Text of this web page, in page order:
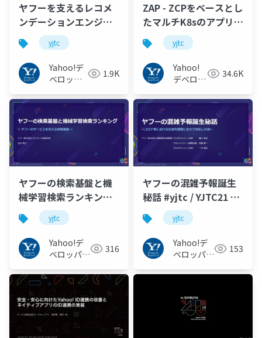
ヤフーを支えるレコメ
ンデーションエンジン
#yjtc / YJTC21 A-5
yjtc
Yahoo!デ
ベロッパ
ワーク
1.9K
ZAP - ZCPをベースとし
たマルチK8sのアプリケ
ーション実行基盤
#YJTC / YJTC21 B-3
yjtc
Yahoo!
デベロッ
トワーク
34.6K
ヤフーの検索基盤と機
械学習検索ランキング
#yjtc / YJTC21 B-7
yjtc
Yahoo!デ
ベロッパー
ク
316
ヤフーの混雑予報誕生
秘話 #yjtc / YJTC21 B-
8
yjtc
Yahoo!デ
ベロッパー
ク
153